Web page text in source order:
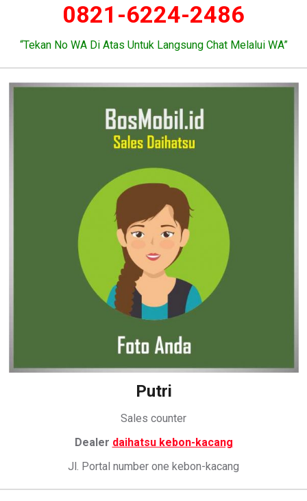
0821-6224-2486
“Tekan No WA Di Atas Untuk Langsung Chat Melalui WA”
Putri
Sales counter
Dealer daihatsu kebon-kacang
Jl. Portal number one kebon-kacang